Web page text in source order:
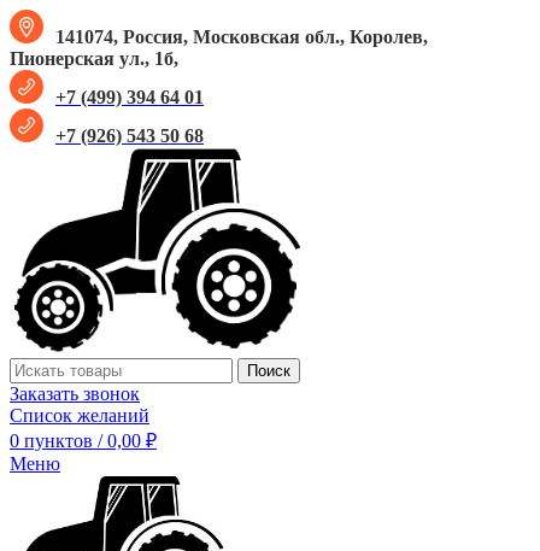
141074, Россия, Московская обл., Королев,
Пионерская ул., 1б,
+7 (499) 394 64 01
+7 (926) 543 50 68
Поиск
Заказать звонок
Список желаний
0 пунктов / 0,00 ₽
Меню